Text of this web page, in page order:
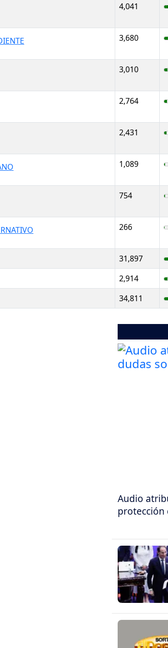
4,041
3,680
3,010
2,764
2,431
1,089
754
266
31,897
2,914
34,811
Audio
protección